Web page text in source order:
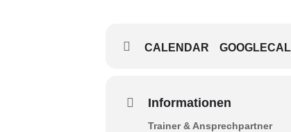
CALENDAR GOOGLECAL
Informationen
Trainer & Ansprechpartner